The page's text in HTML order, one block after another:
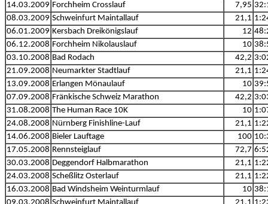
14.03.2009 Forchheim Crosslauf 7,95
08.03.2009 Schweinfurt Maintallauf 21,1
06.01.2009 Kersbach Dreikönigslauf 12
06.12.2008 Forchheim Nikolauslauf 10
03.10.2008 Bad Rodach 42,2
21.09.2008 Neumarkter Stadtlauf 21,1
13.09.2008 Erlangen Mönaulauf 10
07.09.2008 Fränkische Schweiz Marathon 42,2
31.08.2008 The Human Race 10K 10
24.08.2008 Nürnberg Finishline-Lauf 21,1
14.06.2008 Bieler Lauftage 100
17.05.2008 Rennsteiglauf 72,7
30.03.2008 Deggendorf Halbmarathon 21,1
24.03.2008 Scheßlitz Osterlauf 21,1
16.03.2008 Bad Windsheim Weinturmlauf 10